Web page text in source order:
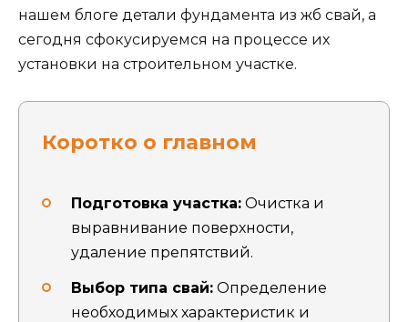
нашем блоге детали фундамента из жб свай, а
сегодня сфокусируемся на процессе их
установки на строительном участке.
Коротко о главном
Подготовка участка: Очистка и
выравнивание поверхности,
удаление препятствий.
Выбор типа свай: Определение
необходимых характеристик и